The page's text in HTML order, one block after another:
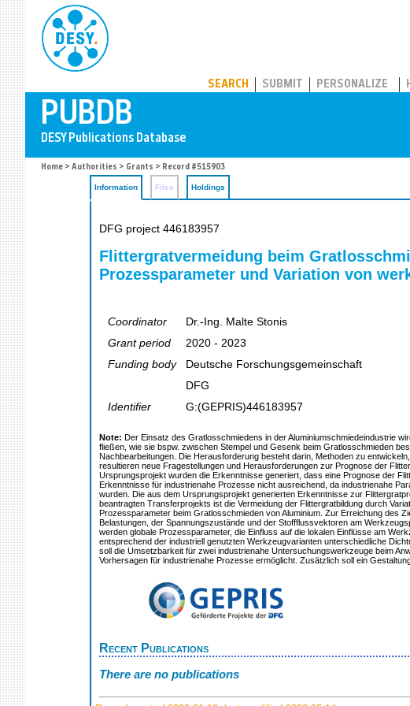
SEARCH SUBMIT PERSONALIZE
Home > Authorities > Grants > Record #515903
Information Files Holdings
DFG project 446183957
Flittergratvermeidung beim
Prozessparameter und Variation von
Coordinator
Dr.-Ing. Malte Stonis
Grant period
2020 - 2023
Funding body
Deutsche Forschungsgemeinschaft
DFG
Identifier
G:(GEPRIS)446183957
Note: Der Einsatz des Gratlosschmiedens in der Aluminiumschmiedeindustrie
fließen, wie sie bspw. zwischen Stempel und Gesenk beim Gratlosschmieden
Nachbearbeitungen. Die Herausforderung besteht darin, Methoden zu
resultieren neue Fragestellungen und Herausforderungen zur Prognose der
Ursprungsprojekt wurden die Erkenntnisse generiert, dass eine Prognose der
Erkenntnisse für industrienahe Prozesse nicht ausreichend, da industrienahe
wurden. Die aus dem Ursprungsprojekt generierten Erkenntnisse zur
beantragten Transferprojekts ist die Vermeidung der Flittergratbildung durch
Prozessparameter beim Gratlosschmieden von Aluminium. Zur Erreichung des
Belastungen, der Spannungszustände und der Stoffflussvektoren am
werden globale Prozessparameter, die Einfluss auf die lokalen Einflüsse am
entsprechend der industriell genutzten Werkzeugvarianten unterschiedliche
soll die Umsetzbarkeit für zwei industrienahe Untersuchungswerkzeuge beim
Vorhersagen für industrienahe Prozesse ermöglicht. Zusätzlich soll ein
Recent Publications
There are no publications